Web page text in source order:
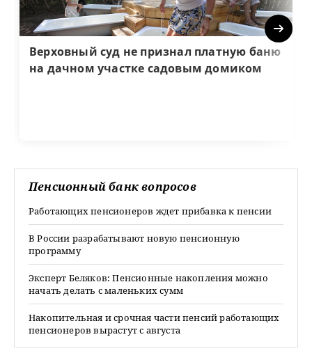
Верховный суд не признал платную баню
на дачном участке садовым домиком
Next
Пенсионный банк вопросов
Работающих пенсионеров ждет прибавка к пенсии
В России разрабатывают новую пенсионную
программу
Эксперт Беляков: Пенсионные накопления можно
начать делать с маленьких сумм
Накопительная и срочная части пенсий работающих
пенсионеров вырастут с августа